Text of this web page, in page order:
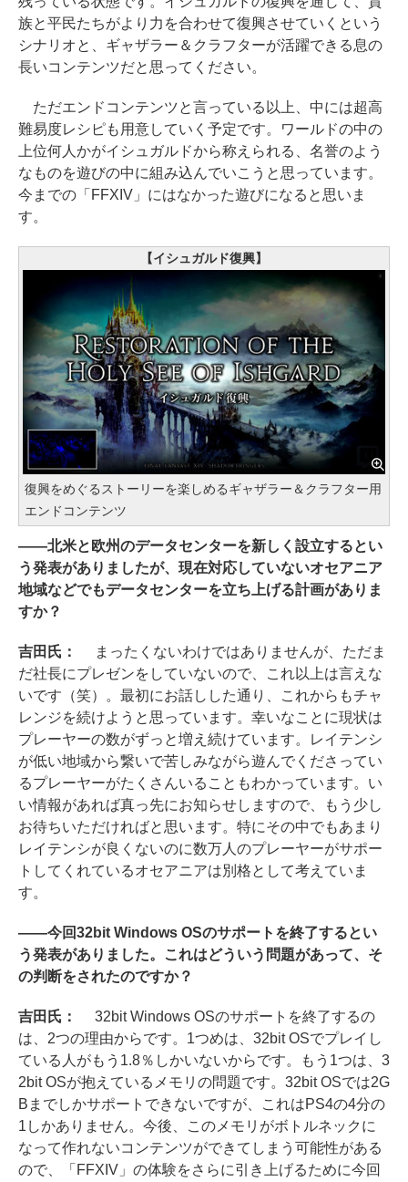
族と平民たちがより力を合わせて復興させていくという
シナリオと、ギャザラー＆クラフターが活躍できる息の
長いコンテンツだと思ってください。
ただエンドコンテンツと言っている以上、中には超高
難易度レシピも用意していく予定です。ワールドの中の
上位何人かがイシュガルドから称えられる、名誉のよう
なものを遊びの中に組み込んでいこうと思っています。
今までの「FFXIV」にはなかった遊びになると思いま
す。
【イシュガルド復興】
復興をめぐるストーリーを楽しめるギャザラー＆クラフター用
エンドコンテンツ
――北米と欧州のデータセンターを新しく設立するとい
う発表がありましたが、現在対応していないオセアニア
地域などでもデータセンターを立ち上げる計画がありま
すか？
吉田氏：
まったくないわけではありませんが、ただま
だ社長にプレゼンをしていないので、これ以上は言えな
いです（笑）。最初にお話しした通り、これからもチャ
レンジを続けようと思っています。幸いなことに現状は
プレーヤーの数がずっと増え続けています。レイテンシ
が低い地域から繋いで苦しみながら遊んでくださってい
るプレーヤーがたくさんいることもわかっています。い
い情報があれば真っ先にお知らせしますので、もう少し
お待ちいただければと思います。特にその中でもあまり
レイテンシが良くないのに数万人のプレーヤーがサポー
トしてくれているオセアニアは別格として考えていま
す。
――今回32bit Windows OSのサポートを終了するとい
う発表がありました。これはどういう問題があって、そ
の判断をされたのですか？
吉田氏： 32bit Windows OSのサポートを終了するの
は、2つの理由からです。1つめは、32bit OSでプレイし
ている人がもう1.8％しかいないからです。もう1つは、3
2bit OSが抱えているメモリの問題です。32bit OSでは2G
Bまでしかサポートできないですが、これはPS4の4分の
1しかありません。今後、このメモリがボトルネックに
なって作れないコンテンツができてしまう可能性がある
ので、「FFXIV」の体験をさらに引き上げるために今回